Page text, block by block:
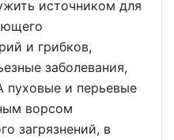
источником для
и грибков,
заболевания,
пуховые и перьевые
ворсом
загрязнений, в